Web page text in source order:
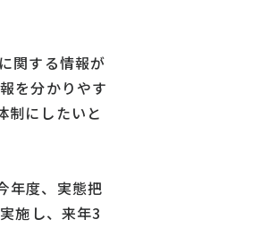
関する情報が
を分かりやす
制にしたいと
年度、実態把
施し、来年3